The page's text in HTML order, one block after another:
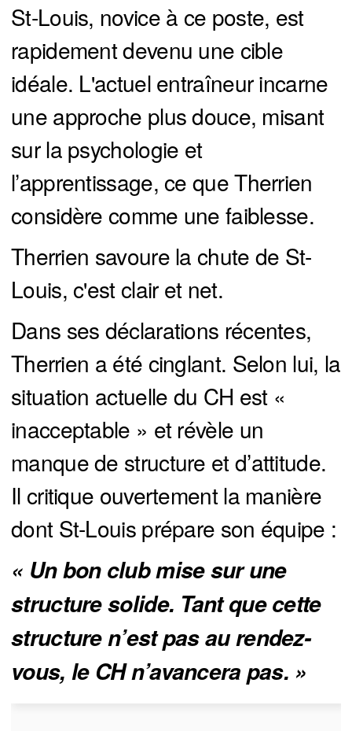
St-Louis, novice à ce poste, est
rapidement devenu une cible
idéale. L'actuel entraîneur incarne
une approche plus douce, misant
sur la psychologie et
l’apprentissage, ce que Therrien
considère comme une faiblesse.
Therrien savoure la chute de St-
Louis, c'est clair et net.
Dans ses déclarations récentes,
Therrien a été cinglant. Selon lui, la
situation actuelle du CH est «
inacceptable » et révèle un
manque de structure et d’attitude.
Il critique ouvertement la manière
dont St-Louis prépare son équipe :
« Un bon club mise sur une
structure solide. Tant que cette
structure n’est pas au rendez-
vous, le CH n’avancera pas. »